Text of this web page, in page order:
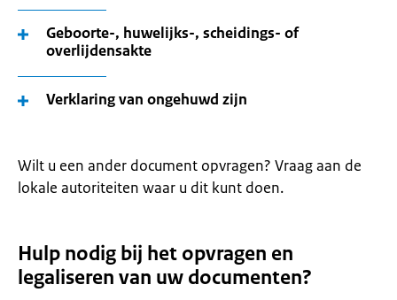
Geboorte-, huwelijks-, scheidings- of
overlijdensakte
Verklaring van ongehuwd zijn
Wilt u een ander document opvragen? Vraag aan de
lokale autoriteiten waar u dit kunt doen.
Hulp nodig bij het opvragen en
legaliseren van uw documenten?